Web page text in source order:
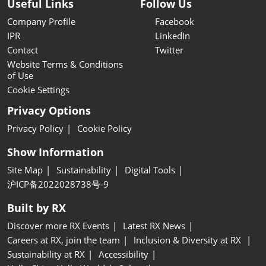
Useful Links
Company Profile
IPR
Contact
Website Terms & Conditions
of Use
Cookie Settings
Follow Us
Facebook
LinkedIn
Twitter
Privacy Options
Privacy Policy Cookie Policy
Show Information
Site Map Sustainability
Digital Tools
沪ICP备2022028738号-9
Built by RX
Discover more RX Events
Latest RX News
Careers at RX, join the team
Inclusion & Diversity at RX
Sustainability at RX
Accessibility